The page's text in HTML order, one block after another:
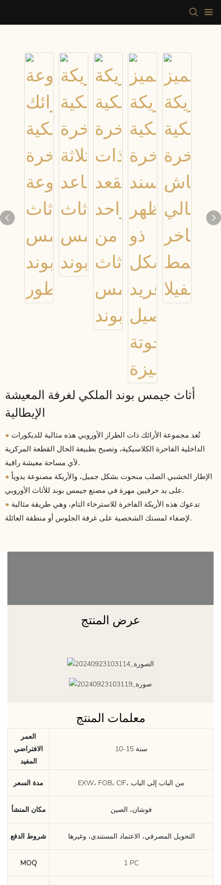
أثاث جيمس بوند الملكي لغرفة المعيشة
الإيطالية
● تُعد مجموعة الأرائك ذات الطراز الأوروبي هذه مثالية للديكورات
الداخلية الفاخرة الكلاسيكية، وتصبح بطبيعة الحال القطعة المركزية
لأي مساحة معيشة راقية.
● الإطار الخشبي الصلب منحوت بشكل جميل، والأريكة مصنوعة يدوياً
على يد حرفيين مهرة في مصنع جيمس بوند للأثاث الأوروبي.
● تدعوك هذه الأريكة الفاخرة للاسترخاء التام، وهي طريقة مثالية
لإضفاء لمستك الشخصية على غرفة الجلوس أو منطقة العائلة.
عرض المنتج
معلمات المنتج
العمر
الافتراضي
المفيد
10-15 سنة
مدة السعر EXW، FOB، CIF، من الباب إلى الباب
مكان المنشأ فوشان، الصين
شروط الدفع التحويل المصرفي، الاعتماد المستندي، وغيرها
MOQ 1 PC